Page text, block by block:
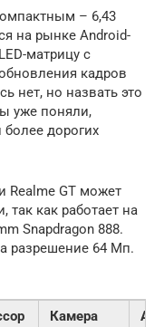
– 6,43
на рынке Android-
матрицу с
кадров
нет, но назвать это
уже поняли,
более дорогих
Realme GT может
так как работает на
Snapdragon 888.
разрешение 64 Мп.
Камера